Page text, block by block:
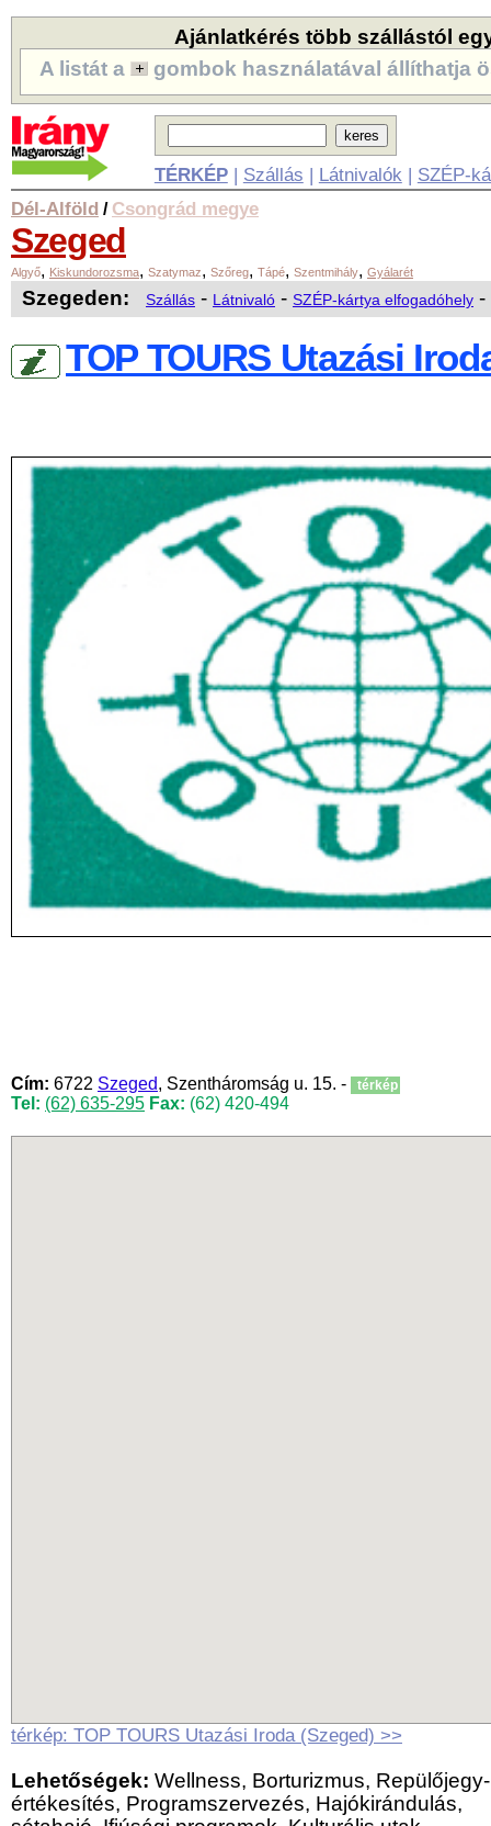
Ajánlatkérés több szállástól
A listát a
gombok használatával állíthatja
TÉRKÉP| Szállás | Látnivalók | SZÉP-
Dél-Alföld / Csongrád megye
Szeged
Algyő, Kiskundorozsma, Szatymaz, Szőreg, Tápé, Szentmihály, Gyálarét
Szegeden: Szállás - Látnivaló - SZÉP-kártya elfogadóhely -
TOP TOURS Utazási
Cím: 6722 Szeged, Szentháromság u. 15. - térkép
Tel: (62) 635-295 Fax: (62) 420-494
térkép: TOP TOURS Utazási Iroda (Szeged) >>
Lehetőségek: Wellness, Borturizmus, Repülőjegy-
értékesítés, Programszervezés, Hajókirándulás,